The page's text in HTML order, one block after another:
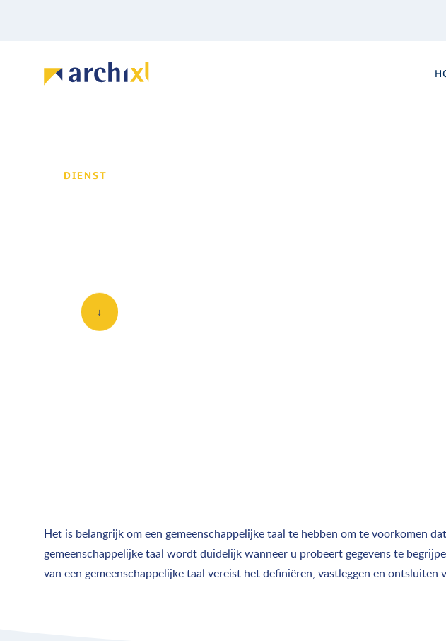
DIENST
↓
Het is belangrijk om een ​​gemeenschappelijke taal te hebben om te voorkomen
gemeenschappelijke taal wordt duidelijk wanneer u probeert gegevens te
van een gemeenschappelijke taal vereist het definiëren, vastleggen en ontsluiten